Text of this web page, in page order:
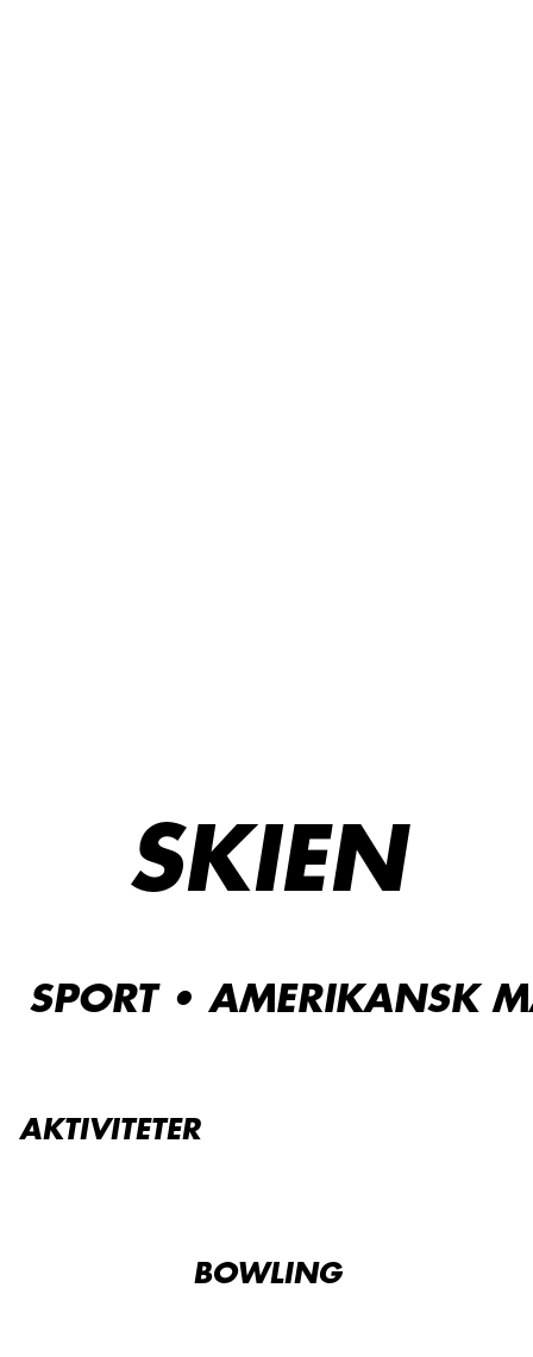
SKIEN
SPORT • AMERIKANSK
AKTIVITETER
BOWLING